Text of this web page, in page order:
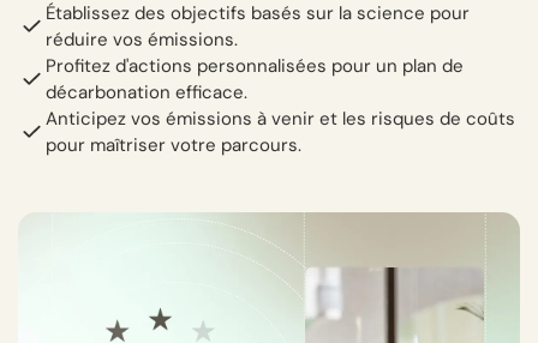
Établissez des objectifs basés sur la science pour
réduire vos émissions.
Profitez d'actions personnalisées pour un plan de
décarbonation efficace.
Anticipez vos émissions à venir et les risques de coûts
pour maîtriser votre parcours.